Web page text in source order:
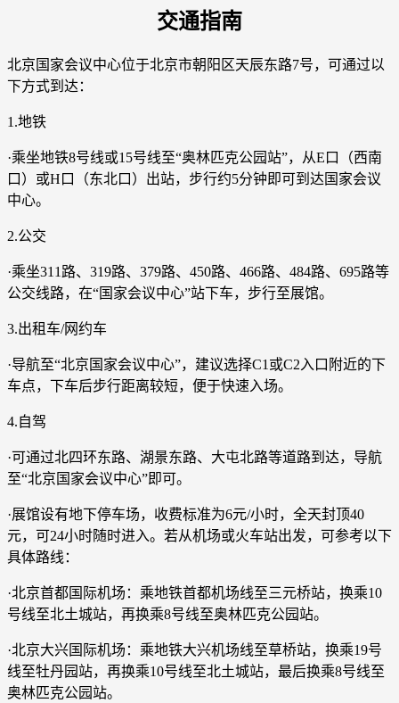
交通指南
北京国家会议中心位于北京市朝阳区天辰东路7号，可通过以
下方式到达：
1.地铁
·乘坐地铁8号线或15号线至“奥林匹克公园站”，从E口（西南
口）或H口（东北口）出站，步行约5分钟即可到达国家会议
中心。
2.公交
·乘坐311路、319路、379路、450路、466路、484路、695路等
公交线路，在“国家会议中心”站下车，步行至展馆。
3.出租车/网约车
·导航至“北京国家会议中心”，建议选择C1或C2入口附近的下
车点，下车后步行距离较短，便于快速入场。
4.自驾
·可通过北四环东路、湖景东路、大屯北路等道路到达，导航
至“北京国家会议中心”即可。
·展馆设有地下停车场，收费标准为6元/小时，全天封顶40
元，可24小时随时进入。若从机场或火车站出发，可参考以下
具体路线：
·北京首都国际机场：乘地铁首都机场线至三元桥站，换乘10
号线至北土城站，再换乘8号线至奥林匹克公园站。
·北京大兴国际机场：乘地铁大兴机场线至草桥站，换乘19号
线至牡丹园站，再换乘10号线至北土城站，最后换乘8号线至
奥林匹克公园站。